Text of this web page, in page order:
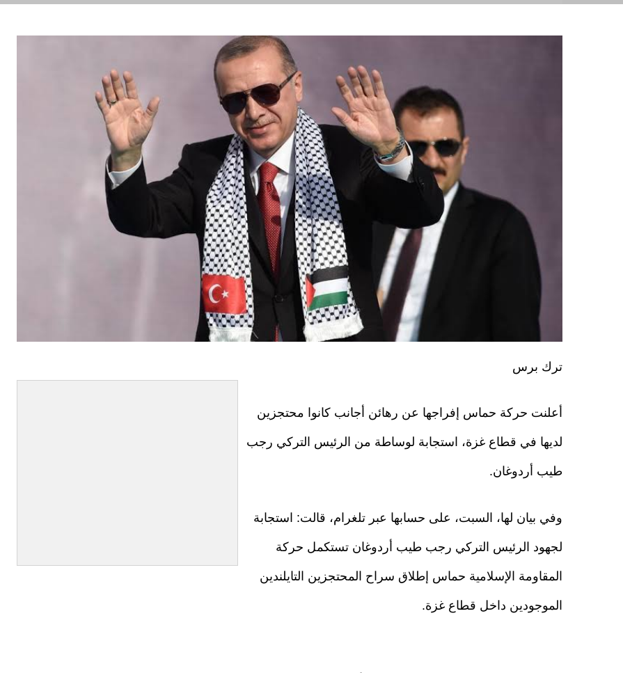
ترك برس
أعلنت حركة حماس إفراجها عن رهائن أجانب كانوا محتجزين
لديها في قطاع غزة، استجابة لوساطة من الرئيس التركي رجب
طيب أردوغان.
وفي بيان لها، السبت، على حسابها عبر تلغرام، قالت: استجابة
لجهود الرئيس التركي رجب طيب أردوغان تستكمل حركة
المقاومة الإسلامية حماس إطلاق سراح المحتجزين التايلندين
الموجودين داخل قطاع غزة.